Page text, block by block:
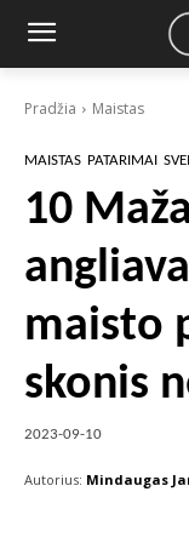
Pradžia Maistas
MAISTAS PATARIMAI
10
maisto
skonis
2023-09-10
Autorius: Mindaugas